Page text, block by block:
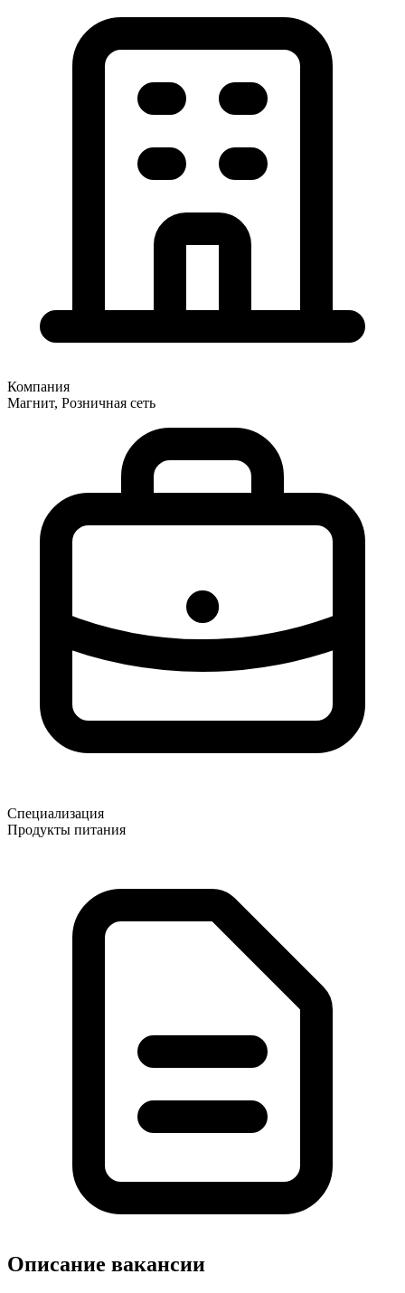
Компания
Магнит, Розничная сеть
Специализация
Продукты питания
Описание вакансии